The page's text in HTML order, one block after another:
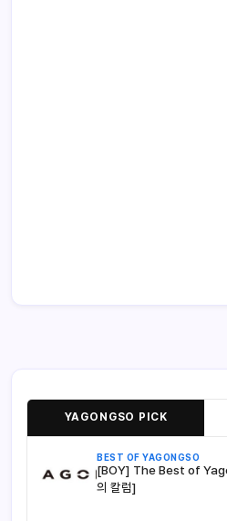
YAGONGSO PICK
BEST OF YAGONGSO
[BOY] The Best of
의 칼럼]